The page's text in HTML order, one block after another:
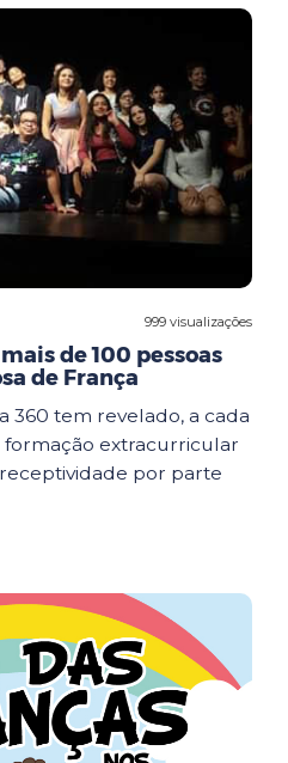
999 visualizações
de 100 pessoas
de França
360 tem revelado, a cada
formação extracurricular
por parte